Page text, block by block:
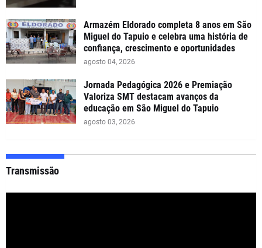
Armazém Eldorado completa 8 anos em São
Miguel do Tapuio e celebra uma história de
confiança, crescimento e oportunidades
agosto 04, 2026
Jornada Pedagógica 2026 e Premiação
Valoriza SMT destacam avanços da
educação em São Miguel do Tapuio
agosto 03, 2026
Transmissão